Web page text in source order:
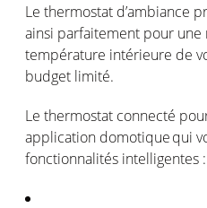
Le thermostat d’ambiance
ainsi parfaitement pour une
température intérieure de
budget limité.
Le thermostat connecté
application domotiquequi
fonctionnalités intelligentes :